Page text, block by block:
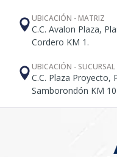
UBICACIÓN - MATRIZ
C.C. Avalon Plaza,
Cordero KM 1.
UBICACIÓN - SUCURSAL
C.C. Plaza Proyecto,
Samborondón KM 10.